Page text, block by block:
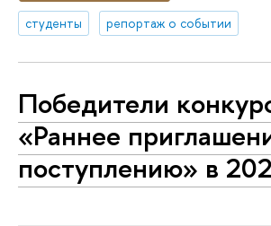
студенты
репортаж о событии
Победители
«Раннее
поступлению» в